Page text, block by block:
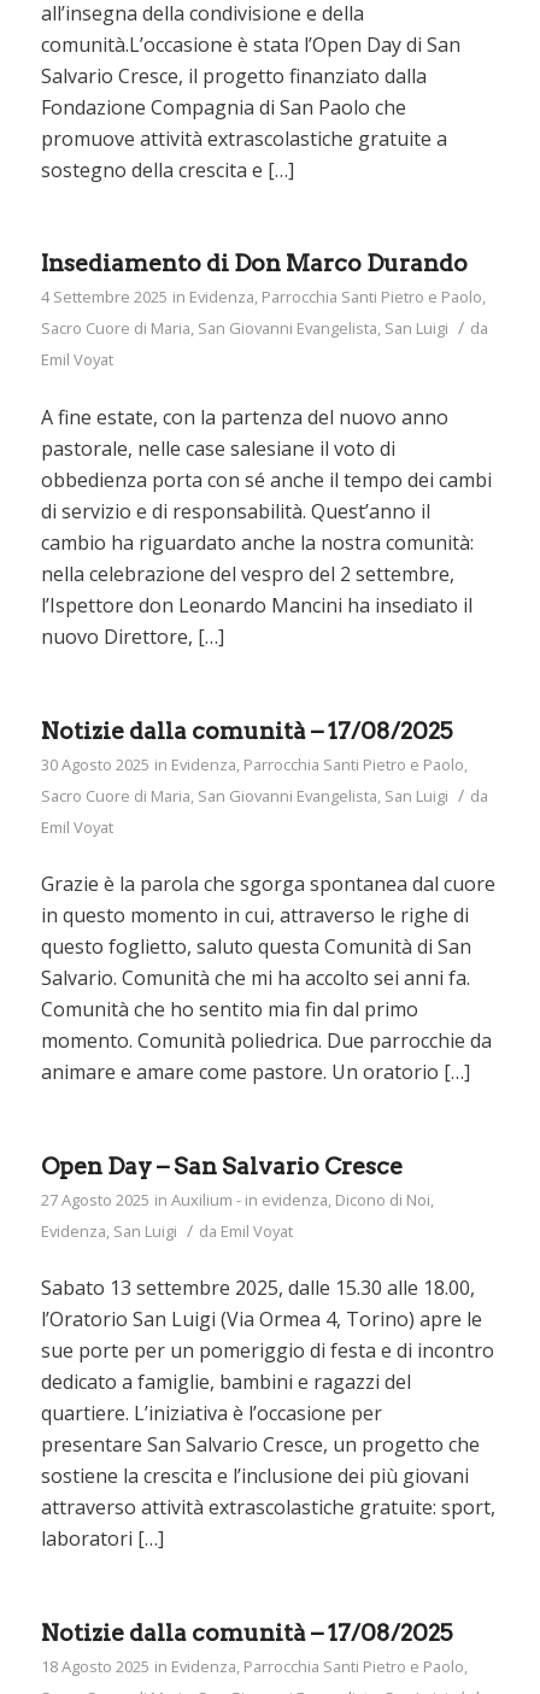
all’insegna della condivisione e della
comunità.L’occasione è stata l’Open Day di San
Salvario Cresce, il progetto finanziato dalla
Fondazione Compagnia di San Paolo che
promuove attività extrascolastiche gratuite a
sostegno della crescita e […]
Insediamento di Don Marco Durando
4 Settembre 2025 in Evidenza, Parrocchia Santi Pietro e Paolo,
Sacro Cuore di Maria, San Giovanni Evangelista, San Luigi / da
Emil Voyat
A fine estate, con la partenza del nuovo anno
pastorale, nelle case salesiane il voto di
obbedienza porta con sé anche il tempo dei cambi
di servizio e di responsabilità. Quest’anno il
cambio ha riguardato anche la nostra comunità:
nella celebrazione del vespro del 2 settembre,
l’Ispettore don Leonardo Mancini ha insediato il
nuovo Direttore, […]
Notizie dalla comunità – 17/08/2025
30 Agosto 2025 in Evidenza Parrocchia Santi Pietro e Paolo
Sacro Cuore di Maria San Giovanni Evangelista San Luigi / da
Emil Voyat
Grazie è la parola che sgorga spontanea dal cuore
in questo momento in cui, attraverso le righe di
questo foglietto, saluto questa Comunità di San
Salvario. Comunità che mi ha accolto sei anni fa.
Comunità che ho sentito mia fin dal primo
momento. Comunità poliedrica. Due parrocchie da
animare e amare come pastore. Un oratorio […]
Open Day – San Salvario Cresce
27 Agosto 2025 in Auxilium - in evidenza, Dicono di Noi,
Evidenza, San Luigi / da Emil Voyat
Sabato 13 settembre 2025, dalle 15.30 alle 18.00,
l’Oratorio San Luigi (Via Ormea 4, Torino) apre le
sue porte per un pomeriggio di festa e di incontro
dedicato a famiglie, bambini e ragazzi del
quartiere. L’iniziativa è l’occasione per
presentare San Salvario Cresce, un progetto che
sostiene la crescita e l’inclusione dei più giovani
attraverso attività extrascolastiche gratuite: sport,
laboratori […]
Notizie dalla comunità – 17/08/2025
18 Agosto 2025 in Evidenza, Parrocchia Santi Pietro e Paolo,